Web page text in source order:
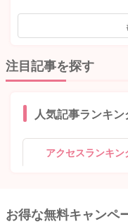
注目記事を探す
人気記事ランキン
アクセスランキン
お得な無料キャンペ